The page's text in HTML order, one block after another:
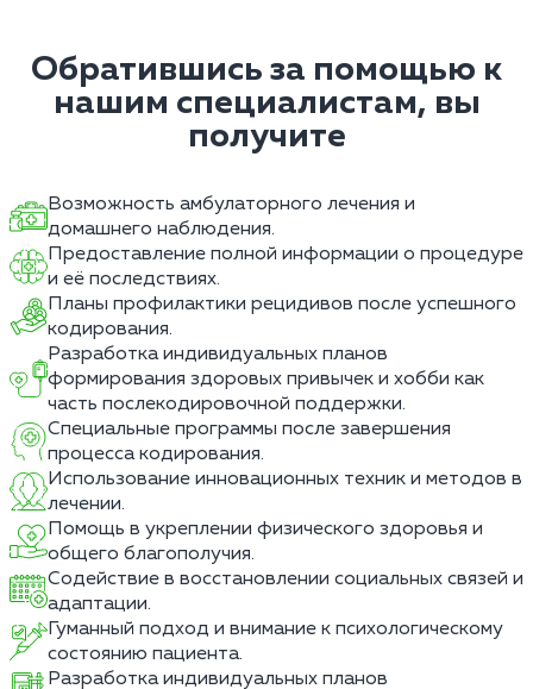
Обратившись за помощью к
нашим специалистам, вы
получите
Возможность амбулаторного лечения и
домашнего наблюдения.
Предоставление полной информации о процедуре
и её последствиях.
Планы профилактики рецидивов после успешного
кодирования.
Разработка индивидуальных планов
формирования здоровых привычек и хобби как
часть послекодировочной поддержки.
Специальные программы после завершения
процесса кодирования.
Использование инновационных техник и методов в
лечении.
Помощь в укреплении физического здоровья и
общего благополучия.
Содействие в восстановлении социальных связей и
адаптации.
Гуманный подход и внимание к психологическому
состоянию пациента.
Разработка индивидуальных планов